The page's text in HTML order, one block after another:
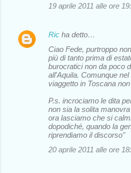
19 aprile 2011 alle ore
Ric ha detto…
Ciao Fede, purtroppo
più di tanto prima di
burocratici non da poco
all'Aquila. Comunque
viaggetto in Toscana
P.s. incrociamo le dita
non sia la solita
ora lasciamo che si
dopodiché, quando la
riprendiamo il discorso"
20 aprile 2011 alle ore